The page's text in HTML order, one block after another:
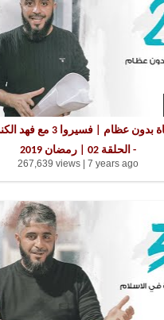
حياة بدون عظام | فسيروا 3 مع
- الحلقة 02 | رمضان 2019
267,639 views |7 years ago